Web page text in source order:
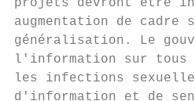
projets devront être
augmentation de cadre
généralisation. Le
l'information sur tous
les infections
d'information et de